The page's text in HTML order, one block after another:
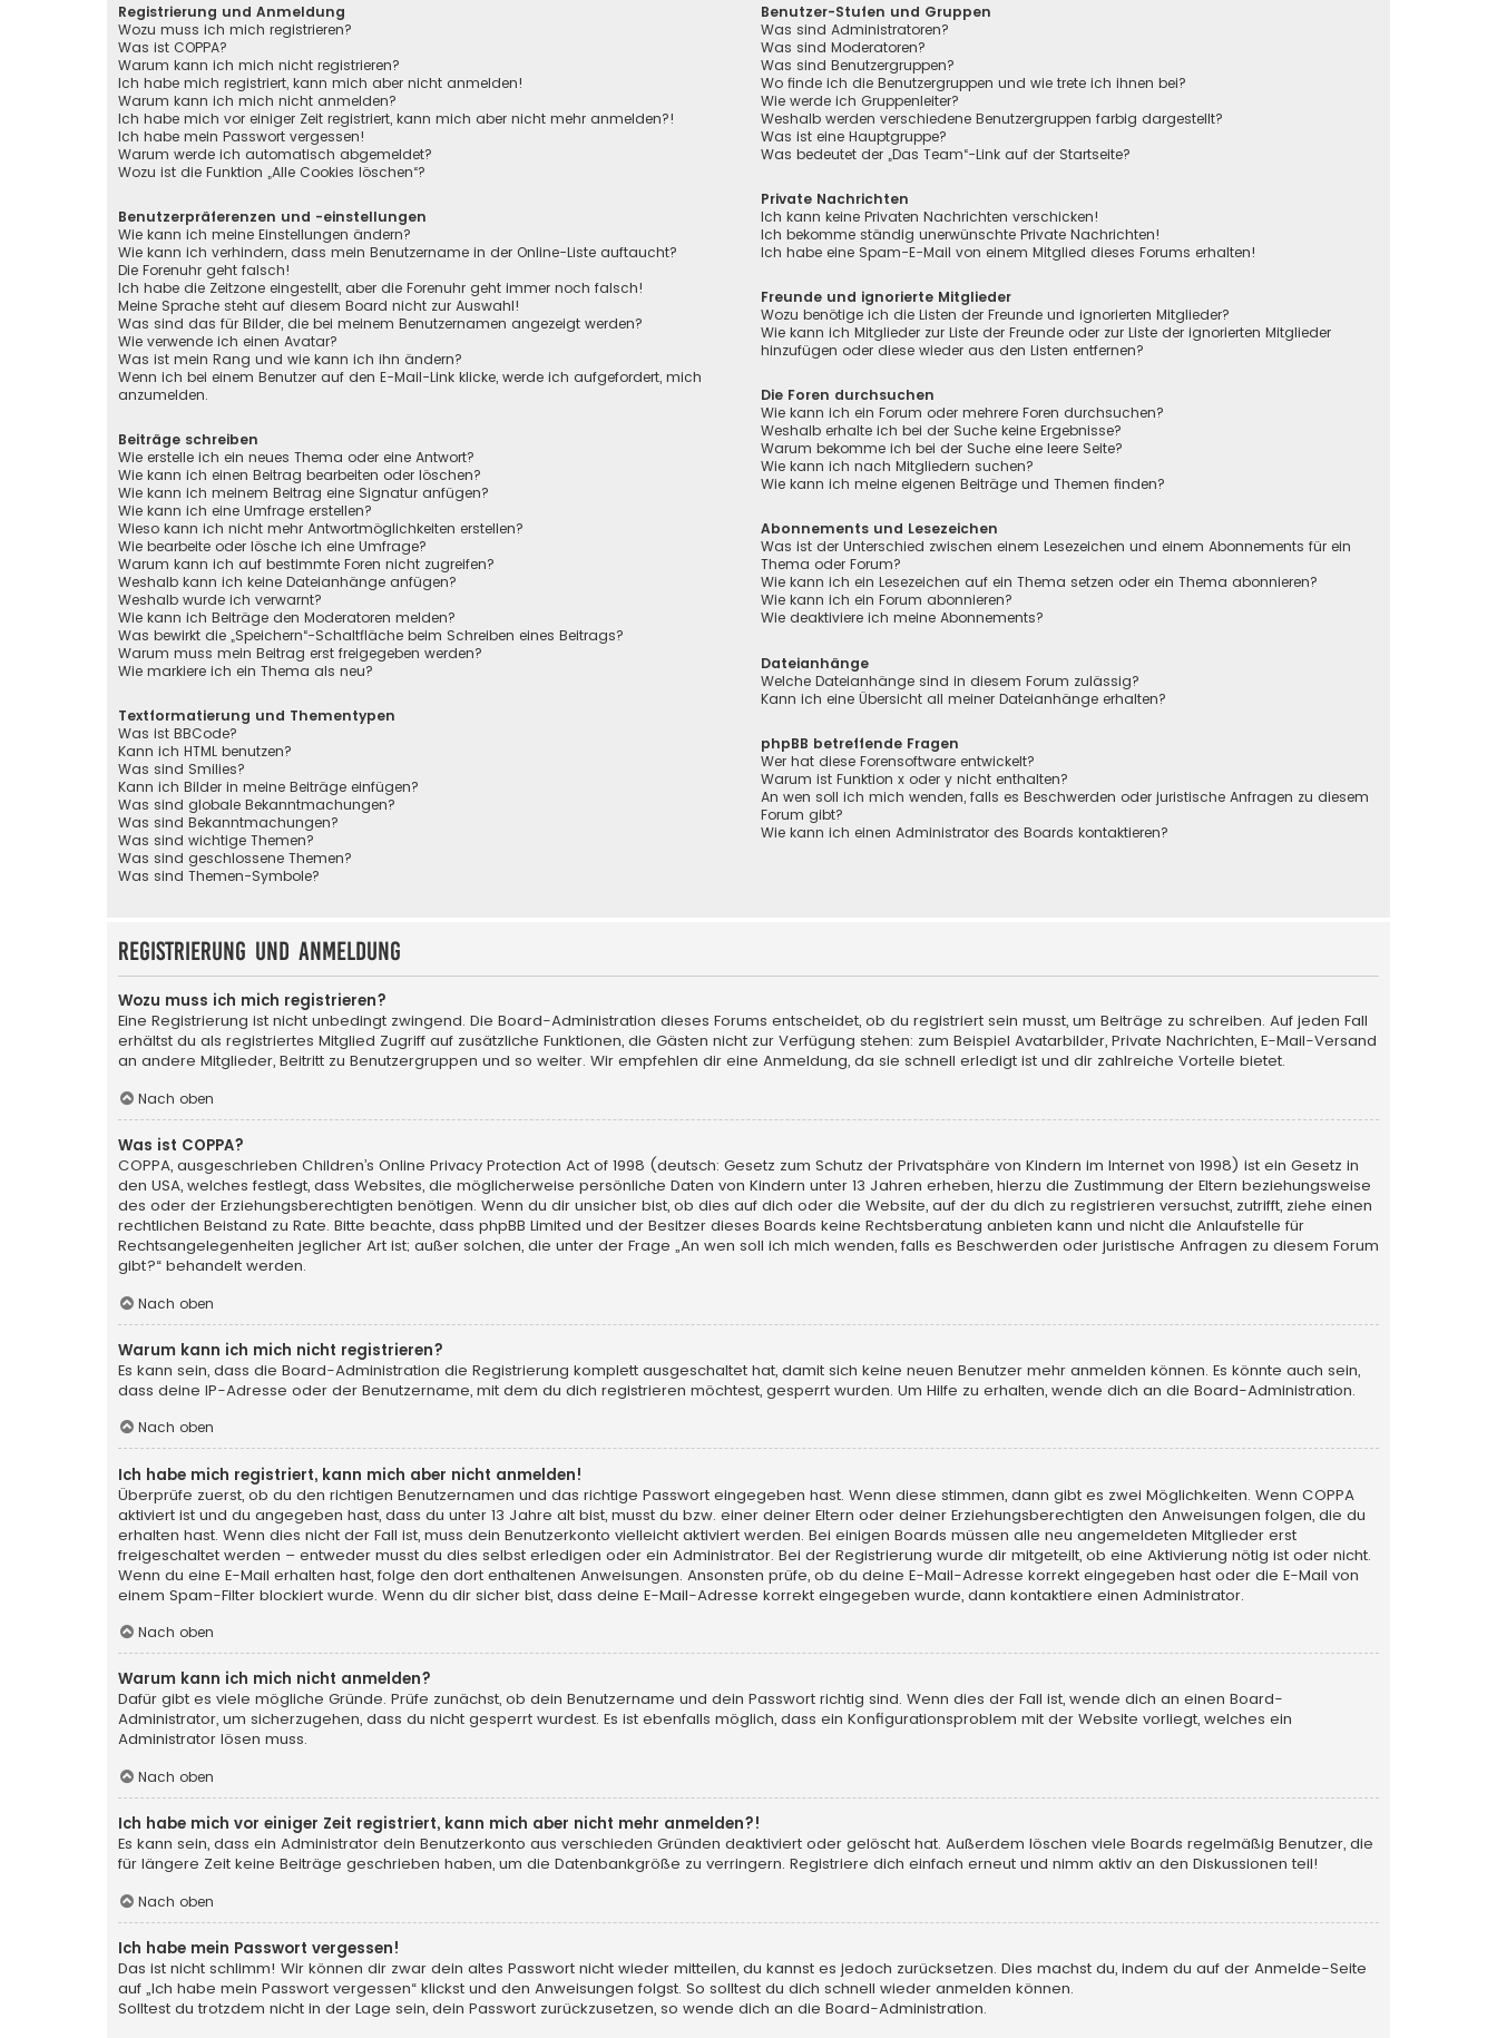
Registrierung und Anmeldung
Wozu muss ich mich registrieren?
Was ist COPPA?
Warum kann ich mich nicht registrieren?
Ich habe mich registriert, kann mich aber nicht anmelden!
Warum kann ich mich nicht anmelden?
Ich habe mich vor einiger Zeit registriert, kann mich aber nicht mehr anmelden?!
Ich habe mein Passwort vergessen!
Warum werde ich automatisch abgemeldet?
Wozu ist die Funktion „Alle Cookies löschen“?
Benutzerpräferenzen und -einstellungen
Wie kann ich meine Einstellungen ändern?
Wie kann ich verhindern, dass mein Benutzername in der Online-Liste auftaucht?
Die Forenuhr geht falsch!
Ich habe die Zeitzone eingestellt, aber die Forenuhr geht immer noch falsch!
Meine Sprache steht auf diesem Board nicht zur Auswahl!
Was sind das für Bilder, die bei meinem Benutzernamen angezeigt werden?
Wie verwende ich einen Avatar?
Was ist mein Rang und wie kann ich ihn ändern?
Wenn ich bei einem Benutzer auf den E-Mail-Link klicke, werde ich aufgefordert, mich
anzumelden.
Beiträge schreiben
Wie erstelle ich ein neues Thema oder eine Antwort?
Wie kann ich einen Beitrag bearbeiten oder löschen?
Wie kann ich meinem Beitrag eine Signatur anfügen?
Wie kann ich eine Umfrage erstellen?
Wieso kann ich nicht mehr Antwortmöglichkeiten erstellen?
Wie bearbeite oder lösche ich eine Umfrage?
Warum kann ich auf bestimmte Foren nicht zugreifen?
Weshalb kann ich keine Dateianhänge anfügen?
Weshalb wurde ich verwarnt?
Wie kann ich Beiträge den Moderatoren melden?
Was bewirkt die „Speichern“-Schaltfläche beim Schreiben eines Beitrags?
Warum muss mein Beitrag erst freigegeben werden?
Wie markiere ich ein Thema als neu?
Textformatierung und Thementypen
Was ist BBCode?
Kann ich HTML benutzen?
Was sind Smilies?
Kann ich Bilder in meine Beiträge einfügen?
Was sind globale Bekanntmachungen?
Was sind Bekanntmachungen?
Was sind wichtige Themen?
Was sind geschlossene Themen?
Was sind Themen-Symbole?
Benutzer-Stufen und Gruppen
Was sind Administratoren?
Was sind Moderatoren?
Was sind Benutzergruppen?
Wo finde ich die Benutzergruppen und wie trete ich ihnen bei?
Wie werde ich Gruppenleiter?
Weshalb werden verschiedene Benutzergruppen farbig dargestellt?
Was ist eine Hauptgruppe?
Was bedeutet der „Das Team“-Link auf der Startseite?
Private Nachrichten
Ich kann keine Privaten Nachrichten verschicken!
Ich bekomme ständig unerwünschte Private Nachrichten!
Ich habe eine Spam-E-Mail von einem Mitglied dieses Forums erhalten!
Freunde und ignorierte Mitglieder
Wozu benötige ich die Listen der Freunde und ignorierten Mitglieder?
Wie kann ich Mitglieder zur Liste der Freunde oder zur Liste der ignorierten Mitglieder
hinzufügen oder diese wieder aus den Listen entfernen?
Die Foren durchsuchen
Wie kann ich ein Forum oder mehrere Foren durchsuchen?
Weshalb erhalte ich bei der Suche keine Ergebnisse?
Warum bekomme ich bei der Suche eine leere Seite?
Wie kann ich nach Mitgliedern suchen?
Wie kann ich meine eigenen Beiträge und Themen finden?
Abonnements und Lesezeichen
Was ist der Unterschied zwischen einem Lesezeichen und einem Abonnements für ein
Thema oder Forum?
Wie kann ich ein Lesezeichen auf ein Thema setzen oder ein Thema abonnieren?
Wie kann ich ein Forum abonnieren?
Wie deaktiviere ich meine Abonnements?
Dateianhänge
Welche Dateianhänge sind in diesem Forum zulässig?
Kann ich eine Übersicht all meiner Dateianhänge erhalten?
phpBB betreffende Fragen
Wer hat diese Forensoftware entwickelt?
Warum ist Funktion x oder y nicht enthalten?
An wen soll ich mich wenden, falls es Beschwerden oder juristische Anfragen zu diesem
Forum gibt?
Wie kann ich einen Administrator des Boards kontaktieren?
Registrierung und Anmeldung
Wozu muss ich mich registrieren?
Eine Registrierung ist nicht unbedingt zwingend. Die Board-Administration dieses Forums entscheidet, ob du registriert sein musst, um Beiträge zu schreiben. Auf jeden Fall
erhältst du als registriertes Mitglied Zugriff auf zusätzliche Funktionen, die Gästen nicht zur Verfügung stehen: zum Beispiel Avatarbilder, Private Nachrichten, E-Mail-Versand
an andere Mitglieder, Beitritt zu Benutzergruppen und so weiter. Wir empfehlen dir eine Anmeldung, da sie schnell erledigt ist und dir zahlreiche Vorteile bietet.
Nach oben
Was ist COPPA?
COPPA, ausgeschrieben Children’s Online Privacy Protection Act of 1998 (deutsch: Gesetz zum Schutz der Privatsphäre von Kindern im Internet von 1998) ist ein Gesetz in
den USA, welches festlegt, dass Websites, die möglicherweise persönliche Daten von Kindern unter 13 Jahren erheben, hierzu die Zustimmung der Eltern beziehungsweise
des oder der Erziehungsberechtigten benötigen. Wenn du dir unsicher bist, ob dies auf dich oder die Website, auf der du dich zu registrieren versuchst, zutrifft, ziehe einen
rechtlichen Beistand zu Rate. Bitte beachte, dass phpBB Limited und der Besitzer dieses Boards keine Rechtsberatung anbieten kann und nicht die Anlaufstelle für
Rechtsangelegenheiten jeglicher Art ist; außer solchen, die unter der Frage „An wen soll ich mich wenden, falls es Beschwerden oder juristische Anfragen zu diesem Forum
gibt?“ behandelt werden.
Nach oben
Warum kann ich mich nicht registrieren?
Es kann sein, dass die Board-Administration die Registrierung komplett ausgeschaltet hat, damit sich keine neuen Benutzer mehr anmelden können. Es könnte auch sein,
dass deine IP-Adresse oder der Benutzername, mit dem du dich registrieren möchtest, gesperrt wurden. Um Hilfe zu erhalten, wende dich an die Board-Administration.
Nach oben
Ich habe mich registriert, kann mich aber nicht anmelden!
Überprüfe zuerst, ob du den richtigen Benutzernamen und das richtige Passwort eingegeben hast. Wenn diese stimmen, dann gibt es zwei Möglichkeiten. Wenn COPPA
aktiviert ist und du angegeben hast, dass du unter 13 Jahre alt bist, musst du bzw. einer deiner Eltern oder deiner Erziehungsberechtigten den Anweisungen folgen, die du
erhalten hast. Wenn dies nicht der Fall ist, muss dein Benutzerkonto vielleicht aktiviert werden. Bei einigen Boards müssen alle neu angemeldeten Mitglieder erst
freigeschaltet werden – entweder musst du dies selbst erledigen oder ein Administrator. Bei der Registrierung wurde dir mitgeteilt, ob eine Aktivierung nötig ist oder nicht.
Wenn du eine E-Mail erhalten hast, folge den dort enthaltenen Anweisungen. Ansonsten prüfe, ob du deine E-Mail-Adresse korrekt eingegeben hast oder die E-Mail von
einem Spam-Filter blockiert wurde. Wenn du dir sicher bist, dass deine E-Mail-Adresse korrekt eingegeben wurde, dann kontaktiere einen Administrator.
Nach oben
Warum kann ich mich nicht anmelden?
Dafür gibt es viele mögliche Gründe. Prüfe zunächst, ob dein Benutzername und dein Passwort richtig sind. Wenn dies der Fall ist, wende dich an einen Board-
Administrator, um sicherzugehen, dass du nicht gesperrt wurdest. Es ist ebenfalls möglich, dass ein Konfigurationsproblem mit der Website vorliegt, welches ein
Administrator lösen muss.
Nach oben
Ich habe mich vor einiger Zeit registriert, kann mich aber nicht mehr anmelden?!
Es kann sein, dass ein Administrator dein Benutzerkonto aus verschieden Gründen deaktiviert oder gelöscht hat. Außerdem löschen viele Boards regelmäßig Benutzer, die
für längere Zeit keine Beiträge geschrieben haben, um die Datenbankgröße zu verringern. Registriere dich einfach erneut und nimm aktiv an den Diskussionen teil!
Nach oben
Ich habe mein Passwort vergessen!
Das ist nicht schlimm! Wir können dir zwar dein altes Passwort nicht wieder mitteilen, du kannst es jedoch zurücksetzen. Dies machst du, indem du auf der Anmelde-Seite
auf „Ich habe mein Passwort vergessen“ klickst und den Anweisungen folgst. So solltest du dich schnell wieder anmelden können.
Solltest du trotzdem nicht in der Lage sein, dein Passwort zurückzusetzen, so wende dich an die Board-Administration.